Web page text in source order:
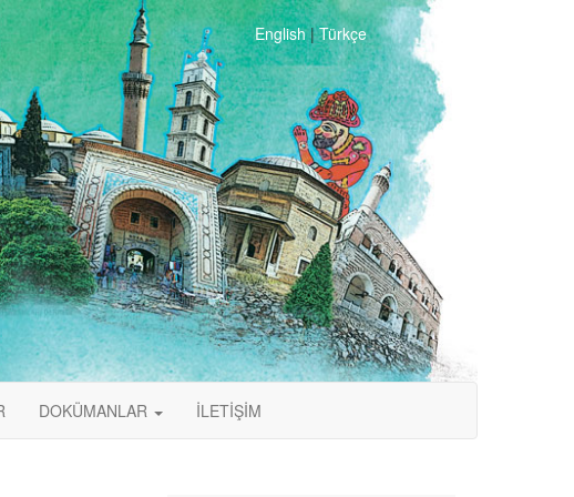
English|Türkçe
DOKÜMANLAR İLETİŞİM